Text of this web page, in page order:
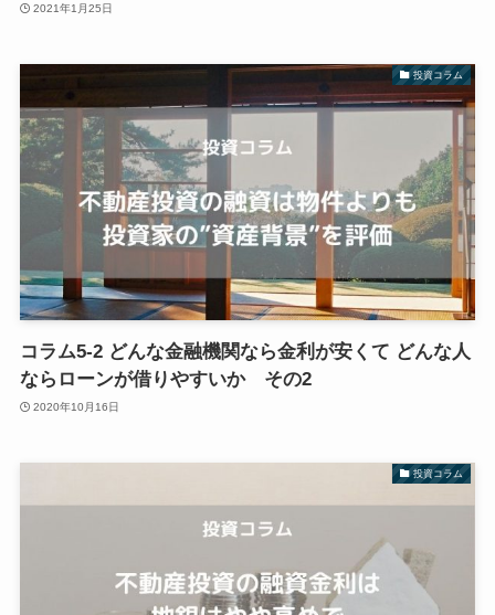
2021年1月25日
投資コラム
コラム5-2 どんな金融機関なら金利が安くて どんな人
ならローンが借りやすいか その2
2020年10月16日
投資コラム